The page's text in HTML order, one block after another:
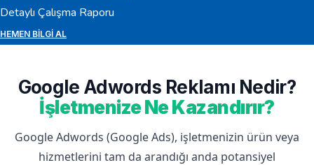
Detaylı Çalışma Raporu
HEMEN BILGI AL
Google Adwords Reklamı Nedir?
İşletmenize Ne Kazandırır?
Google Adwords (Google Ads), işletmenizin ürün veya
hizmetlerini tam da arandığı anda potansiyel